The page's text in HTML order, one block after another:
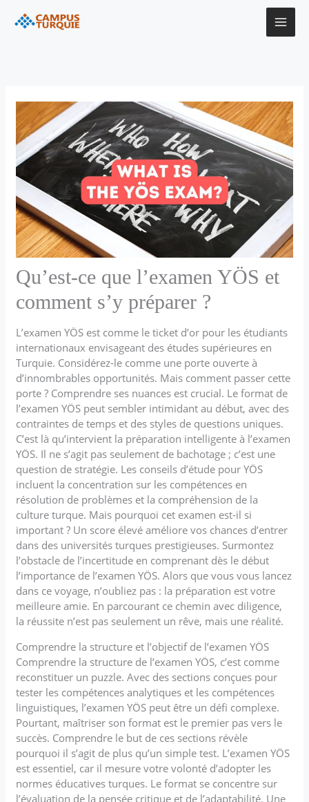
Qu’est-ce que l’examen YÖS et
comment s’y préparer ?
L’examen YÖS est comme le ticket d’or pour les étudiants
internationaux envisageant des études supérieures en
Turquie. Considérez-le comme une porte ouverte à
d’innombrables opportunités. Mais comment passer cette
porte ? Comprendre ses nuances est crucial. Le format de
l’examen YÖS peut sembler intimidant au début, avec des
contraintes de temps et des styles de questions uniques.
C’est là qu’intervient la préparation intelligente à l’examen
YÖS. Il ne s’agit pas seulement de bachotage ; c’est une
question de stratégie. Les conseils d’étude pour YÖS
incluent la concentration sur les compétences en
résolution de problèmes et la compréhension de la
culture turque. Mais pourquoi cet examen est-il si
important ? Un score élevé améliore vos chances d’entrer
dans des universités turques prestigieuses. Surmontez
l’obstacle de l’incertitude en comprenant dès le début
l’importance de l’examen YÖS. Alors que vous vous lancez
dans ce voyage, n’oubliez pas : la préparation est votre
meilleure amie. En parcourant ce chemin avec diligence,
la réussite n’est pas seulement un rêve, mais une réalité.
Comprendre la structure et l’objectif de l’examen YÖS
Comprendre la structure de l’examen YÖS, c’est comme
reconstituer un puzzle. Avec des sections conçues pour
tester les compétences analytiques et les compétences
linguistiques, l’examen YÖS peut être un défi complexe.
Pourtant, maîtriser son format est le premier pas vers le
succès. Comprendre le but de ces sections révèle
pourquoi il s’agit de plus qu’un simple test. L’examen YÖS
est essentiel, car il mesure votre volonté d’adopter les
normes éducatives turques. Le format se concentre sur
l’évaluation de la pensée critique et de l’adaptabilité. Une